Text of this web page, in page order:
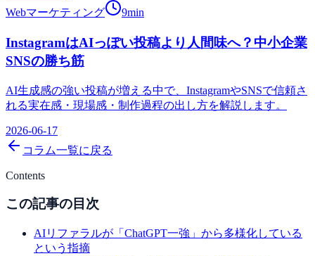
Webマーケティング
9min
InstagramはAIっぽい投稿より人間味へ？中小企業
SNSの勝ち筋
AI生成感の強い投稿が増える中で、InstagramやSNSで信頼さ
れる実在感・現場感・制作過程の出し方を解説します。
2026-06-17
コラム一覧に戻る
Contents
この記事の目次
AIリファラルが「ChatGPT一強」から多様化している
という指摘